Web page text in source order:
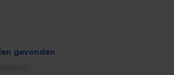
gevonden